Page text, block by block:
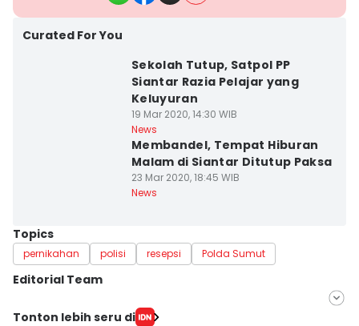
Curated For You
Sekolah Tutup, Satpol PP
Siantar Razia Pelajar yang
Keluyuran
19 Mar 2020, 14:30 WIB
News
Membandel, Tempat Hiburan
Malam di Siantar Ditutup Paksa
23 Mar 2020, 18:45 WIB
News
Topics
pernikahan polisi resepsi Polda Sumut
Editorial Team
Editor
Tonton lebih seru di